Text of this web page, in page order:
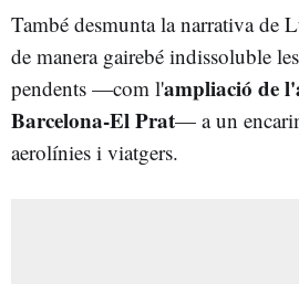
També desmunta la narrativa de
de manera gairebé indissoluble
pendents —com l'ampliació de
Barcelona-El Prat— a un
aerolínies i viatgers.